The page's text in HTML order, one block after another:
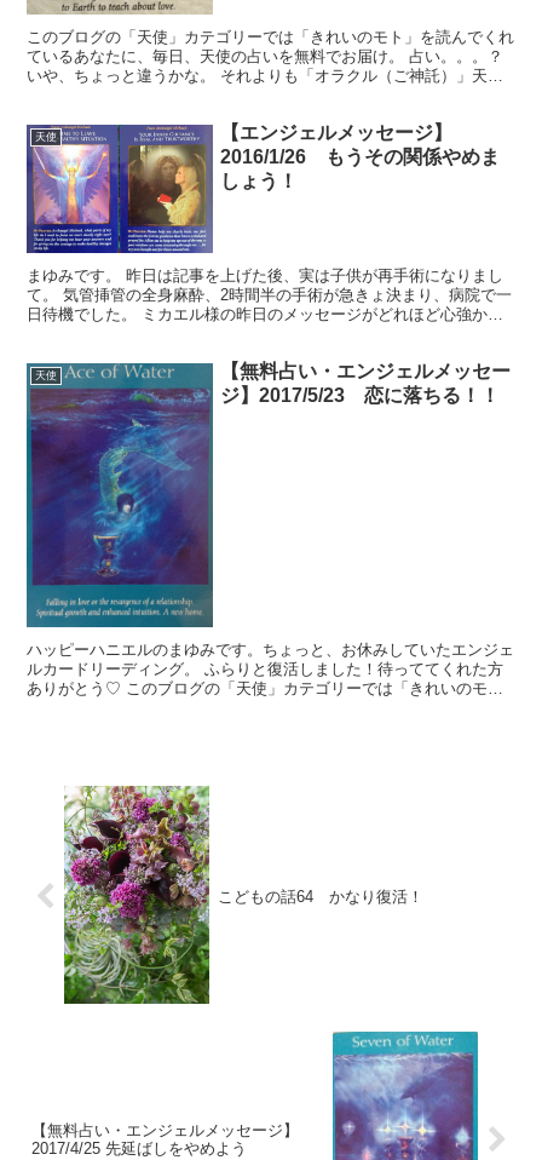
このブログの「天使」カテゴリーでは「きれいのモト」を読んでくれ
ているあなたに、毎日、天使の占いを無料でお届け。 占い。。。？
いや、ちょっと違うかな。 それよりも「オラクル（ご神託）」天か
天使
【エンジェルメッセージ】
2016/1/26 もうその関係やめま
しょう！
まゆみです。 昨日は記事を上げた後、実は子供が再手術になりまし
て。 気管挿管の全身麻酔、2時間半の手術が急きょ決まり、病院で一
日待機でした。 ミカエル様の昨日のメッセージがどれほど心強かっ
天使
【無料占い・エンジェルメッセー
ジ】2017/5/23 恋に落ちる！！
ハッピーハニエルのまゆみです。ちょっと、お休みしていたエンジェ
ルカードリーディング。 ふらりと復活しました！待っててくれた方
ありがとう♡ このブログの「天使」カテゴリーでは「きれいのモ
こどもの話64 かなり復活！
【無料占い・エンジェルメッセージ】
2017/4/25 先延ばしをやめよう